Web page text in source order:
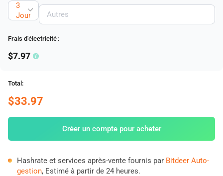
3
Jours
Frais d'électricité :
$7.97
Total:
$33.97
Créer un compte pour acheter
Hashrate et services après-vente fournis par Bitdeer Auto-
gestion, Estimé à partir de 24 heures.